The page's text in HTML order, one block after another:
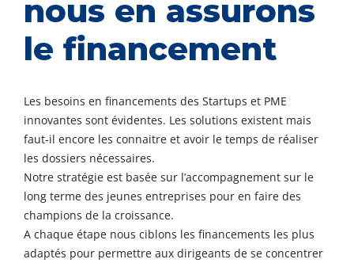
nous en assurons
le financement
Les besoins en financements des Startups et PME
innovantes sont évidentes. Les solutions existent mais
faut-il encore les connaitre et avoir le temps de réaliser
les dossiers nécessaires.
Notre stratégie est basée sur l’accompagnement sur le
long terme des jeunes entreprises pour en faire des
champions de la croissance.
A chaque étape nous ciblons les financements les plus
adaptés pour permettre aux dirigeants de se concentrer